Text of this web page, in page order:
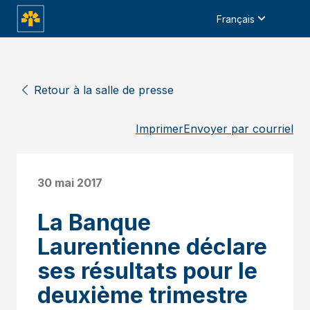
Français
Retour à la salle de presse
ImprimerEnvoyer par courriel
30 mai 2017
La Banque
Laurentienne déclare
ses résultats pour le
deuxième trimestre